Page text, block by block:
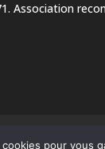
Association
pour vous